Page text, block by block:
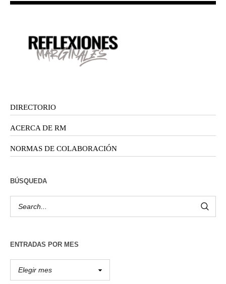
DIRECTORIO
ACERCA DE RM
NORMAS DE COLABORACIÓN
BÚSQUEDA
ENTRADAS POR MES